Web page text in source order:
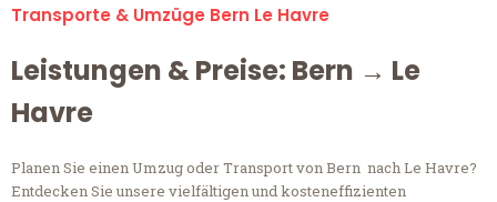
Transporte & Umzüge Bern Le Havre
Leistungen & Preise: Bern → Le
Havre
Planen Sie einen Umzug oder Transport von Bern nach Le Havre?
Entdecken Sie unsere vielfältigen und kosteneffizienten